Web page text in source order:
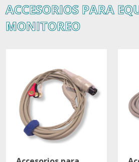
Ventajas
ACCESORIOS PARA
MONITOREO